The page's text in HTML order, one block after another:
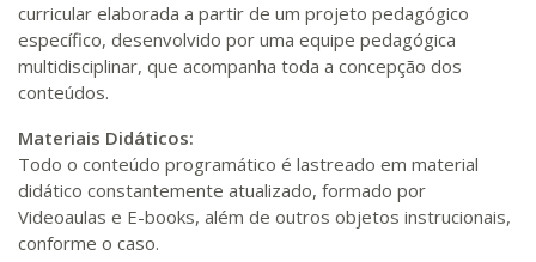
curricular elaborada a partir de um projeto pedagógico
específico, desenvolvido por uma equipe pedagógica
multidisciplinar, que acompanha toda a concepção dos
conteúdos.
Materiais Didáticos:
Todo o conteúdo programático é lastreado em material
didático constantemente atualizado, formado por
Videoaulas e E-books, além de outros objetos instrucionais,
conforme o caso.